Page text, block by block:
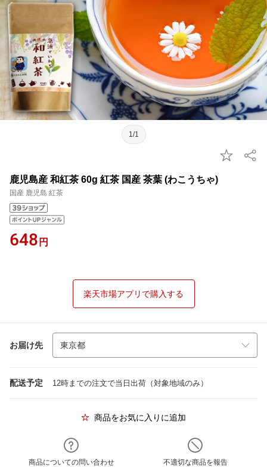
1/1
鹿児島産 和紅茶 60g 紅茶 国産 茶葉 (わこうちゃ)
国産 鹿児島 紅茶
648 円
楽天市場アプリで購入する
お届け先
配送予定 12時までの注文で当日出荷（対象地域のみ）
商品をお気に入りに追加
商品についての問い合わせ 不適切な商品を報告